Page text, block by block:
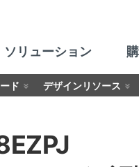
ソリューション
ド デザインリソース